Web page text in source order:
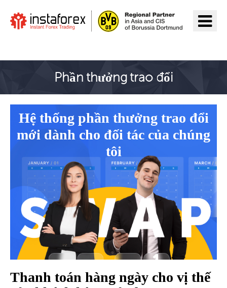
Phần thưởng trao đổi
Hệ thống phần thưởng trao đổi
mới dành cho đối tác của chúng
tôi
Thanh toán hàng ngày cho vị thế